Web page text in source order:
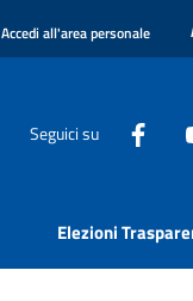
Accedi all'area personale
Seguici su
Elezioni